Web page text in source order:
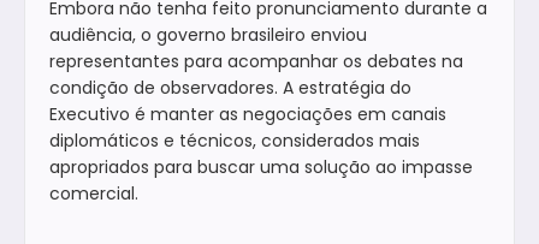
Embora não tenha feito pronunciamento durante a
audiência, o governo brasileiro enviou
representantes para acompanhar os debates na
condição de observadores. A estratégia do
Executivo é manter as negociações em canais
diplomáticos e técnicos, considerados mais
apropriados para buscar uma solução ao impasse
comercial.